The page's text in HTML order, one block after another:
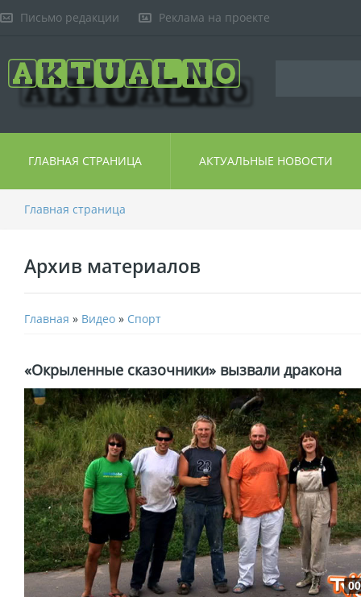
Письмо редакции Реклама на проекте
ГЛАВНАЯ СТРАНИЦА АКТУАЛЬНЫЕ НОВОСТИ
Главная страница
Архив материалов
Главная » Видео » Спорт
«Окрыленные сказочники» вызвали дракона